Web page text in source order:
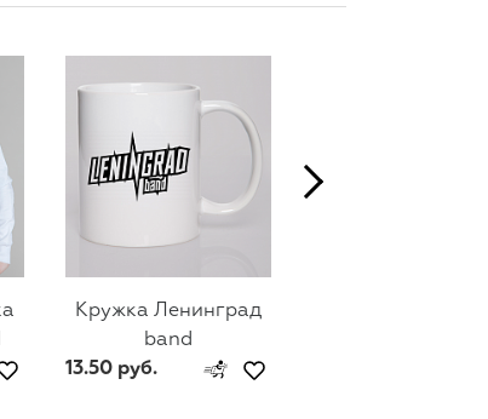
Кружка Ленинград
band
13.50 руб.